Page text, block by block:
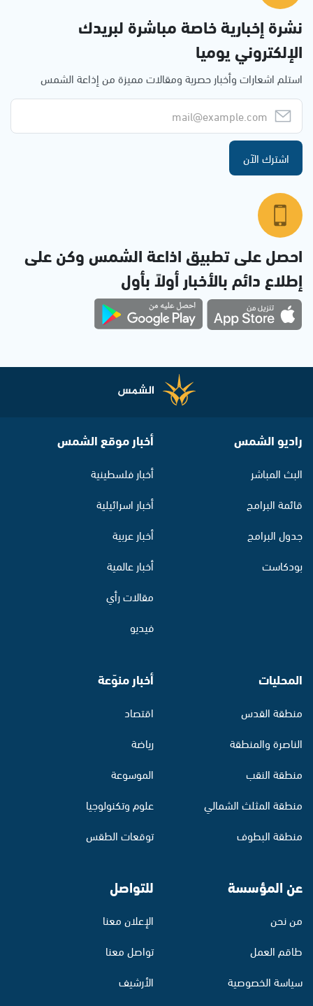
نشرة إخبارية خاصة مباشرة لبريدك
الإلكتروني يوميا
استلم اشعارات وأخبار حصرية ومقالات مميزة من إذاعة الشمس
اشترك الآن
احصل على تطبيق اذاعة الشمس وكن على
إطلاع دائم بالأخبار أولاً بأول
راديو الشمس
البث المباشر
قائمة البرامج
جدول البرامج
بودكاست
أخبار موقع الشمس
أخبار فلسطينية
أخبار اسرائيلية
أخبار عربية
أخبار عالمية
مقالات رأي
فيديو
المحليات
منطقة القدس
الناصرة والمنطقة
منطقة النقب
منطقة المثلث الشمالي
منطقة البطوف
أخبار منوّعة
اقتصاد
رياضة
الموسوعة
علوم وتكنولوجيا
توقعات الطقس
عن المؤسسة
من نحن
طاقم العمل
سياسة الخصوصية
للتواصل
الإعلان معنا
تواصل معنا
الأرشيف